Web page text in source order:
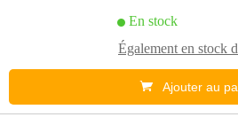
En stock
Également en stock
Ajouter au